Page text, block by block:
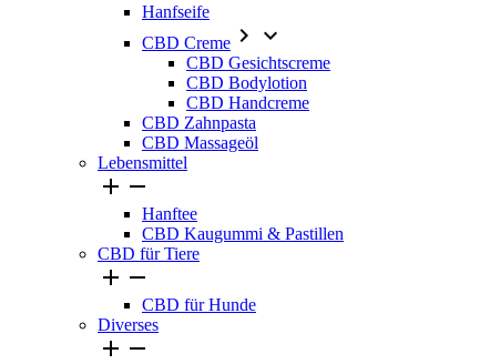
Hanfseife
CBD Creme  
CBD Gesichtscreme
CBD Bodylotion
CBD Handcreme
CBD Zahnpasta
CBD Massageöl
Lebensmittel
 
Hanftee
CBD Kaugummi & Pastillen
CBD für Tiere
 
CBD für Hunde
Diverses
 